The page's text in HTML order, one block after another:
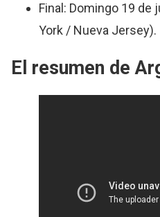
Final: Domingo 19 de
York / Nueva Jersey).
El resumen de